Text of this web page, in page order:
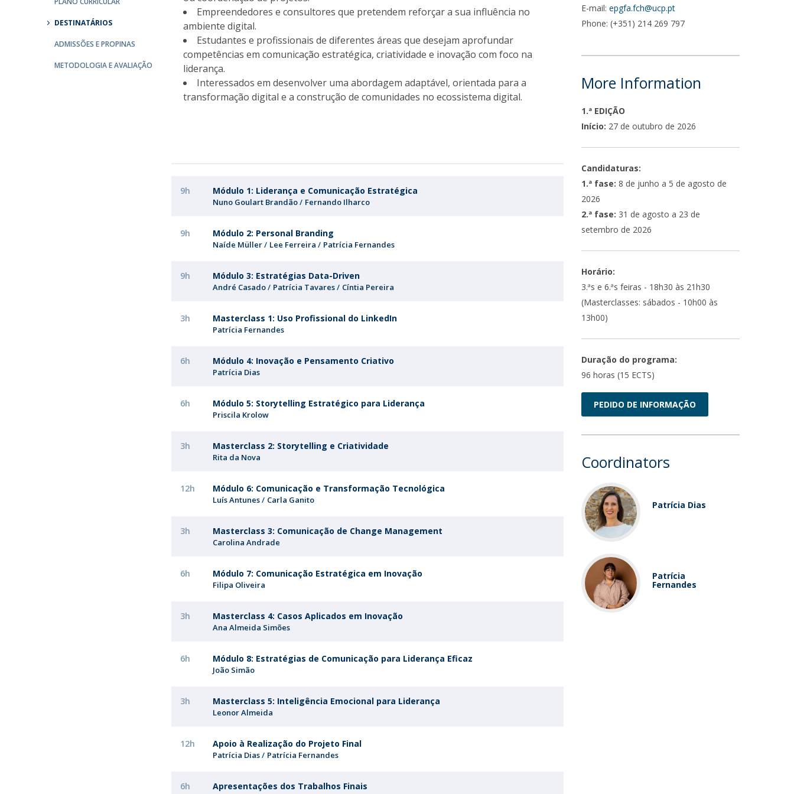
MYFCH PhDs
Católica Research Centre for Psychological, Family and
Social Wellbeing
DESTINATÁRIOS
ADMISSÕES E PROPINAS
METODOLOGIA E AVALIAÇÃO
Empreendedores e consultores que pretendem reforçar a sua influência no
ambiente digital.
Estudantes e profissionais de diferentes áreas que desejam aprofundar
competências em comunicação estratégica, criatividade e inovação com foco na
liderança.
Interessados em desenvolver uma abordagem adaptável, orientada para a
transformação digital e a construção de comunidades no ecossistema digital.
9h Módulo 1: Liderança e Comunicação Estratégica
Nuno Goulart Brandão Fernando Ilharco
9h Módulo 2: Personal Branding
Naíde Müller Lee Ferreira Patrícia Fernandes
9h Módulo 3: Estratégias Data-Driven
André Casado Patrícia Tavares Cíntia Pereira
3h Masterclass 1: Uso Profissional do LinkedIn
Patrícia Fernandes
6h Módulo 4: Inovação e Pensamento Criativo
Patrícia Dias
6h Módulo 5: Storytelling Estratégico para Liderança
Priscila Krolow
3h Masterclass 2: Storytelling e Criatividade
Rita da Nova
12h Módulo 6: Comunicação e Transformação Tecnológica
Luís Antunes Carla Ganito
3h Masterclass 3: Comunicação de Change Management
Carolina Andrade
6h Módulo 7: Comunicação Estratégica em Inovação
Filipa Oliveira
3h Masterclass 4: Casos Aplicados em Inovação
Ana Almeida Simões
6h Módulo 8: Estratégias de Comunicação para Liderança Eficaz
João Simão
3h Masterclass 5: Inteligência Emocional para Liderança
Leonor Almeida
12h Apoio à Realização do Projeto Final
Patrícia Dias Patrícia Fernandes
6h Apresentações dos Trabalhos Finais
E-mail:epgfa.fch@ucp.pt
Phone: (+351) 214 269 797
More Information
1.ª EDIÇÃO
Início: 27 de outubro de 2026
Candidaturas:
1.ª fase: 8 de junho a 5 de agosto de
2026
2.ª fase: 31 de agosto a 23 de
setembro de 2026
Horário:
3.ªs e 6.ªs feiras - 18h30 às 21h30
(Masterclasses: sábados - 10h00 às
13h00)
Duração do programa:
96 horas (15 ECTS)
PEDIDO DE INFORMAÇÃO
Coordinators
Patrícia Dias
Patrícia
Fernandes